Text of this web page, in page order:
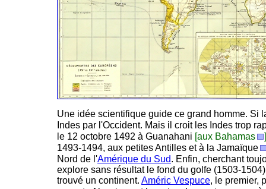
Une idée scientifique guide ce grand homme. Si
Indes par l'Occident. Mais il croit les Indes trop
le 12 octobre 1492 à Guanahani [aux Bahamas
]
1493-1494, aux petites Antilles et à la Jamaïque
Nord de l'Amérique du Sud. Enfin, cherchant
explore sans résultat le fond du golfe (1503-
trouvé un continent. Améric Vespuce, le premier,